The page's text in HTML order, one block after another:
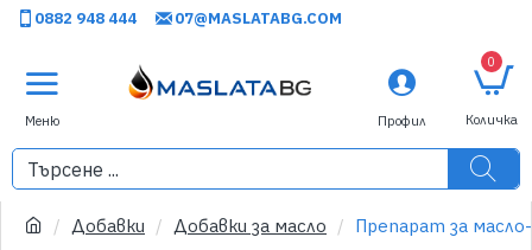
0882 948 444 07@MASLATABG.COM
0
Добавки Добавки за масло Препарат за